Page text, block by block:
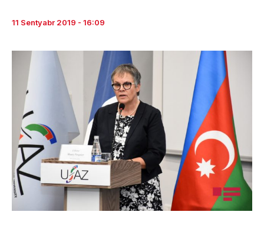
11 Sentyabr 2019 - 16:09